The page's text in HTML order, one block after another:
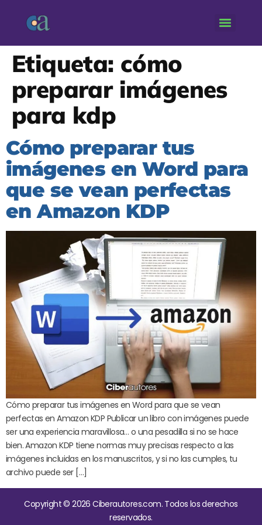
Etiqueta: cómo
preparar imágenes
para kdp
Cómo preparar tus
imágenes en Word para
que se vean perfectas
en Amazon KDP
Cómo preparar tus imágenes en Word para que se vean
perfectas en Amazon KDP Publicar un libro con imágenes puede
ser una experiencia maravillosa… o una pesadilla si no se hace
bien. Amazon KDP tiene normas muy precisas respecto a las
imágenes incluidas en los manuscritos, y si no las cumples, tu
archivo puede ser […]
Copyright © 2026 Ciberautores.com. Todos los derechos
reservados.